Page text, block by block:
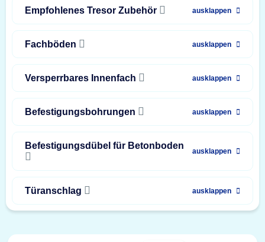
Empfohlenes Tresor Zubehör ausklappen
Fachböden ausklappen
Versperrbares Innenfach ausklappen
Befestigungsbohrungen ausklappen
Befestigungsdübel für Betonboden
ausklappen
Türanschlag ausklappen